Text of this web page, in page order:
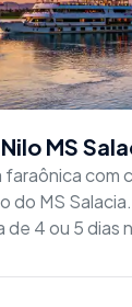
MS
faraônica com
do MS
de 4 ou 5 dias